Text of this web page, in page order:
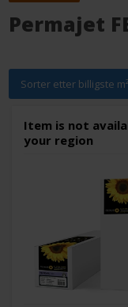
Permajet
Sorter etter billigste m²
Item is not
your region